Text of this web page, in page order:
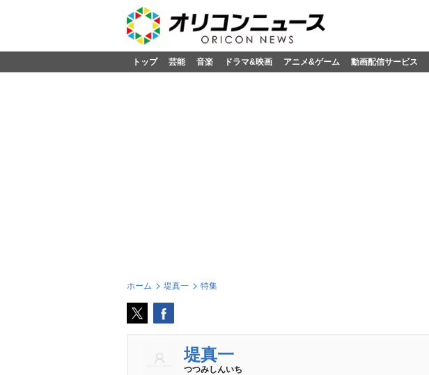
トップ 芸能 音楽 ドラマ&映画 アニメ&ゲーム 動画配信サービス
ホーム 堤真一 特集
堤真一
つつみしんいち